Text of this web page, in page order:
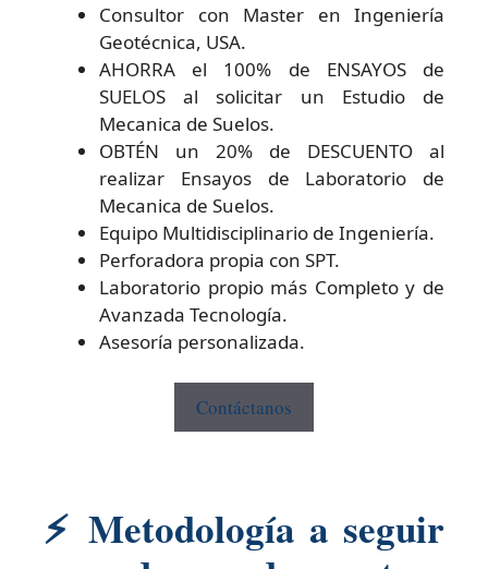
Consultor con Master en Ingeniería
Geotécnica, USA.
AHORRA el 100% de ENSAYOS de
SUELOS al solicitar un Estudio de
Mecanica de Suelos.
OBTÉN un 20% de DESCUENTO al
realizar Ensayos de Laboratorio de
Mecanica de Suelos.
Equipo Multidisciplinario de Ingeniería.
Perforadora propia con SPT.
Laboratorio propio más Completo y de
Avanzada Tecnología.
Asesoría personalizada.
Contáctanos
⚡ Metodología a seguir